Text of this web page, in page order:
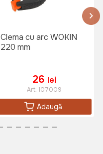
Clema cu arc WOKIN
220 mm
26 lei
Art: 107009
Adaugă